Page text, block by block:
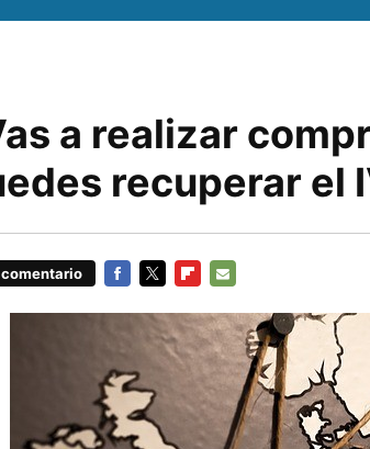
a realizar
recuperar el
comentario
MAIL